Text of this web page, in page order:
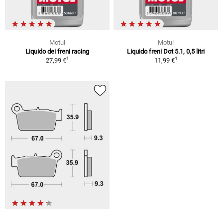
Motul
Liquido dei freni racing
27,99 €1
Motul
Liquido freni Dot 5.1, 0,5 litri
11,99 €1